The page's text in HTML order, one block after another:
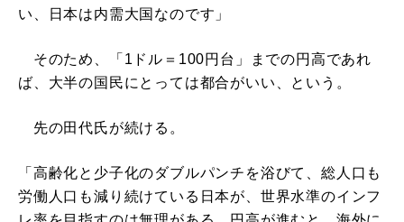
い、日本は内需大国なのです」
そのため、「1ドル＝100円台」までの円高であれ
ば、大半の国民にとっては都合がいい、という。
先の田代氏が続ける。
「高齢化と少子化のダブルパンチを浴びて、総人口も
労働人口も減り続けている日本が、世界水準のインフ